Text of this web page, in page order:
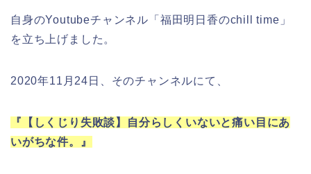
自身のYoutubeチャンネル「福田明日香のchill time」
を立ち上げました。
2020年11月24日、そのチャンネルにて、
『【しくじり失敗談】自分らしくいないと痛い目にあ
いがちな件。』